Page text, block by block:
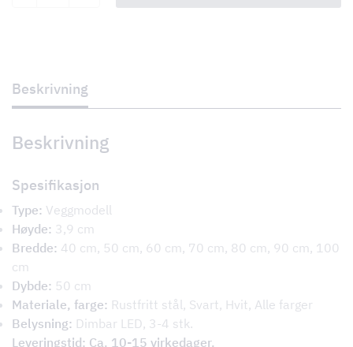
Beskrivning
Beskrivning
Spesifikasjon
Type: Veggmodell
Høyde: 3,9 cm
Bredde: 40 cm, 50 cm, 60 cm, 70 cm, 80 cm, 90 cm, 100
cm
Dybde: 50 cm
Materiale, farge: Rustfritt stål, Svart, Hvit, Alle farger
Belysning: Dimbar LED, 3-4 stk.
Leveringstid: Ca. 10-15 virkedager.